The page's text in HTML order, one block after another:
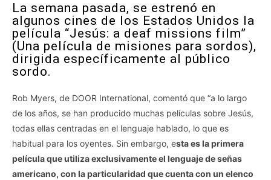
La semana pasada, se estrenó en
algunos cines de los Estados Unidos la
película “Jesús: a deaf missions film”
(Una película de misiones para sordos),
dirigida específicamente al público
sordo.
Rob Myers, de DOOR International, comentó que “a lo largo
de los años, se han producido muchas películas sobre Jesús,
todas ellas centradas en el lenguaje hablado, lo que es
habitual para los oyentes. Sin embargo, esta es la primera
película que utiliza exclusivamente el lenguaje de señas
americano, con la particularidad que cuenta con un elenco